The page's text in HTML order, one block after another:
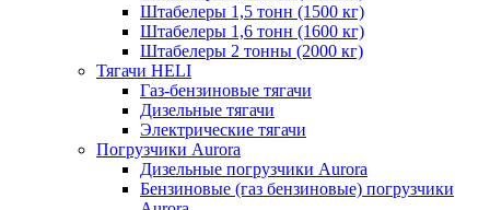
Штабелеры 1,5 тонн (1500 кг)
Штабелеры 1,6 тонн (1600 кг)
Штабелеры 2 тонны (2000 кг)
Тягачи HELI
Газ-бензиновые тягачи
Дизельные тягачи
Электрические тягачи
Погрузчики Aurora
Дизельные погрузчики Aurora
Бензиновые (газ бензиновые) погрузчики